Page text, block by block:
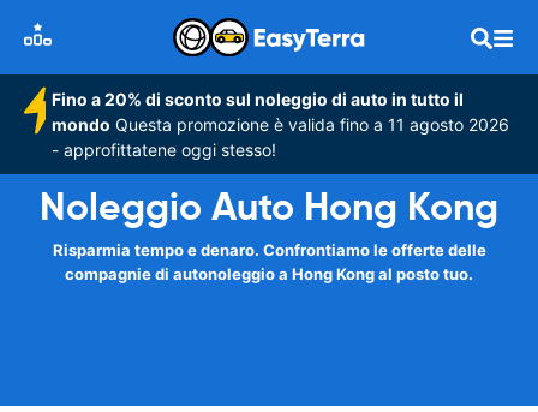
Fino a 20% di sconto sul noleggio di auto in tutto il
mondo Questa promozione è valida fino a 11 agosto 2026
- approfittatene oggi stesso!
Noleggio Auto Hong Kong
Risparmia tempo e denaro. Confrontiamo le offerte delle
compagnie di autonoleggio a Hong Kong al posto tuo.